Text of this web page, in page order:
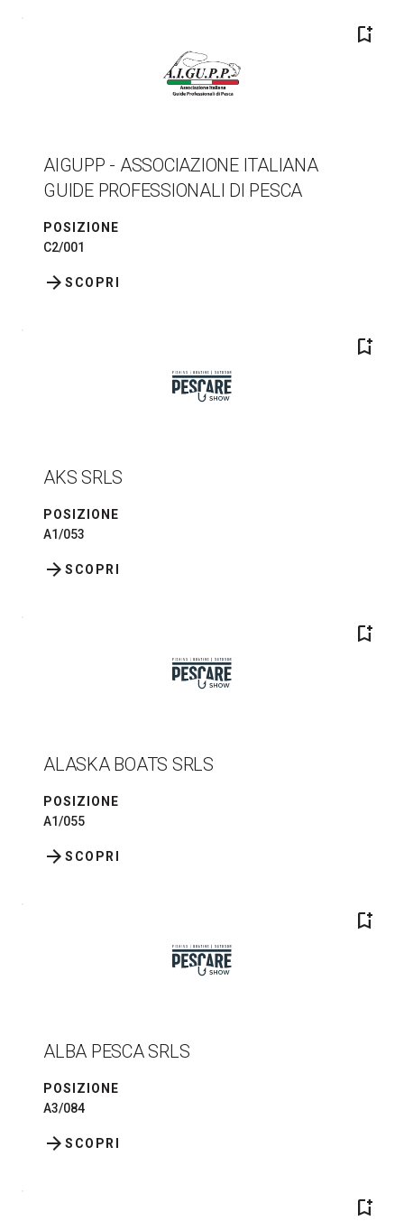
bookmark_add
AIGUPP - ASSOCIAZIONE ITALIANA
GUIDE PROFESSIONALI DI PESCA
POSIZIONE
C2/001
SCOPRI
arrow_forward
bookmark_add
AKS SRLS
POSIZIONE
A1/053
SCOPRI
arrow_forward
bookmark_add
ALASKA BOATS SRLS
POSIZIONE
A1/055
SCOPRI
arrow_forward
bookmark_add
ALBA PESCA SRLS
POSIZIONE
A3/084
SCOPRI
arrow_forward
bookmark_add